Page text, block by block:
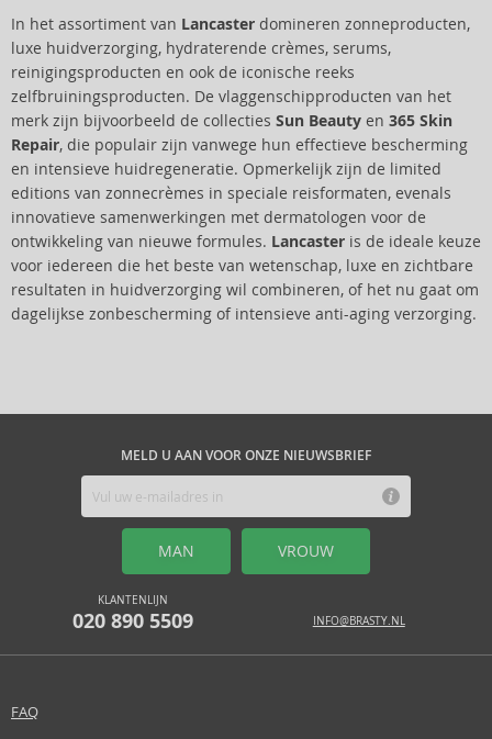
In het assortiment van Lancaster domineren zonneproducten,
luxe huidverzorging, hydraterende crèmes, serums,
reinigingsproducten en ook de iconische reeks
zelfbruiningsproducten. De vlaggenschipproducten van het
merk zijn bijvoorbeeld de collecties Sun Beauty en 365 Skin
Repair, die populair zijn vanwege hun effectieve bescherming
en intensieve huidregeneratie. Opmerkelijk zijn de limited
editions van zonnecrèmes in speciale reisformaten, evenals
innovatieve samenwerkingen met dermatologen voor de
ontwikkeling van nieuwe formules. Lancaster is de ideale keuze
voor iedereen die het beste van wetenschap, luxe en zichtbare
resultaten in huidverzorging wil combineren, of het nu gaat om
dagelijkse zonbescherming of intensieve anti-aging verzorging.
MELD U AAN VOOR ONZE NIEUWSBRIEF
MAN VROUW
KLANTENLIJN
020 890 5509 INFO@BRASTY.NL
FAQ